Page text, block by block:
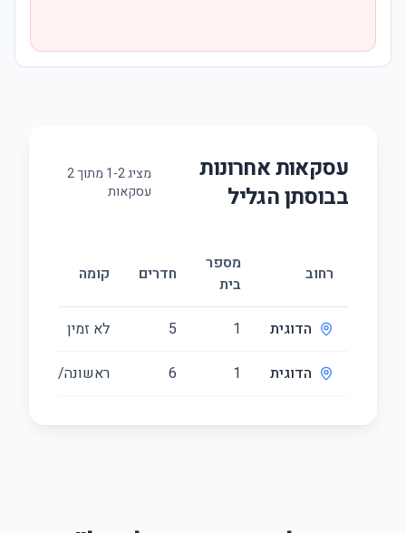
עסקאות אחרונות
בבוסתן הגליל
מציג 1-2 מתוך2
עסקאות
רחוב
מספר
בית
חדרים קומה
הדוגית 1
5 לא זמין
הדוגית 1
6 ראשונה/1